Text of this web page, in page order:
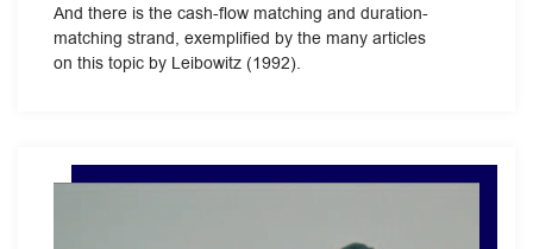
And there is the cash-flow matching and duration-
matching strand, exemplified by the many articles
on this topic by Leibowitz (1992).